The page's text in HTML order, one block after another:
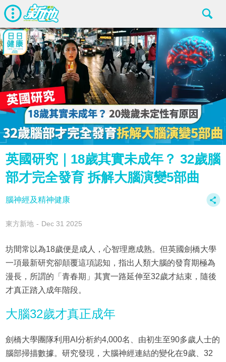
英國研究｜18歲其實未成年？ 32歲腦
部才完全發育 拆解大腦演變5部曲
腦神經及精神健康
東方新地 Dec 31 2025
坊間常以為18歲便是成人，心智理應成熟。但英國劍橋大學
一項最新研究卻顛覆這項認知，指出人類大腦的發育期極為
漫長，所謂的「青春期」其實一路延伸至32歲才結束，隨後
才真正踏入成年階段。
大腦32歲才真正成年
劍橋大學團隊利用AI分析約4,000名、由初生至90多歲人士的
腦部掃描數據。研究發現，大腦神經連結的變化在9歲、32